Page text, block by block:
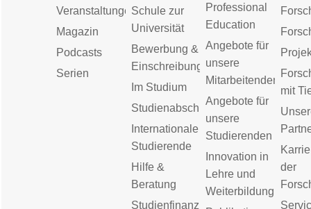
Veranstaltungen
Magazin
Podcasts
Serien
Schule zur
Universität
Bewerbung &
Einschreibung
Im Studium
Studienabschluss
Internationale
Studierende
Hilfe &
Beratung
Studienfinanzierung
Professional
Education
Angebote für
unsere
Mitarbeitenden
Angebote für
unsere
Studierenden
Innovation in
Lehre und
Weiterbildung
mit
der